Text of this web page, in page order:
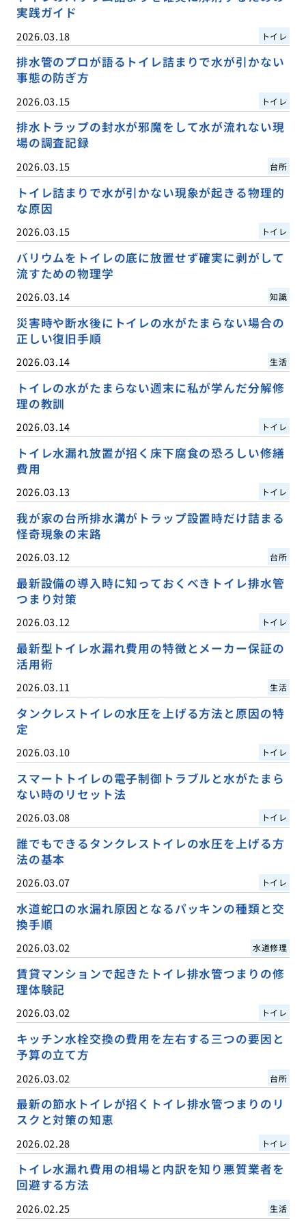
実践ガイド
2026.03.18 トイレ
排水管のプロが語るトイレ詰まりで水が引かない
事態の防ぎ方
2026.03.15 トイレ
排水トラップの封水が邪魔をして水が流れない現
場の調査記録
2026.03.15 台所
トイレ詰まりで水が引かない現象が起きる物理的
な原因
2026.03.15 トイレ
バリウムをトイレの底に放置せず確実に剥がして
流すための物理学
2026.03.14 知識
災害時や断水後にトイレの水がたまらない場合の
正しい復旧手順
2026.03.14 生活
トイレの水がたまらない週末に私が学んだ分解修
理の教訓
2026.03.14 トイレ
トイレ水漏れ放置が招く床下腐食の恐ろしい修繕
費用
2026.03.13 トイレ
我が家の台所排水溝がトラップ設置時だけ詰まる
怪奇現象の末路
2026.03.12 台所
最新設備の導入時に知っておくべきトイレ排水管
つまり対策
2026.03.12 トイレ
最新型トイレ水漏れ費用の特徴とメーカー保証の
活用術
2026.03.11 生活
タンクレストイレの水圧を上げる方法と原因の特
定
2026.03.10 トイレ
スマートトイレの電子制御トラブルと水がたまら
ない時のリセット法
2026.03.08 トイレ
誰でもできるタンクレストイレの水圧を上げる方
法の基本
2026.03.07 トイレ
水道蛇口の水漏れ原因となるパッキンの種類と交
換手順
2026.03.02 水道修理
賃貸マンションで起きたトイレ排水管つまりの修
理体験記
2026.03.02 トイレ
キッチン水栓交換の費用を左右する三つの要因と
予算の立て方
2026.03.02 台所
最新の節水トイレが招くトイレ排水管つまりのリ
スクと対策の知恵
2026.02.28 トイレ
トイレ水漏れ費用の相場と内訳を知り悪質業者を
回避する方法
2026.02.25 生活